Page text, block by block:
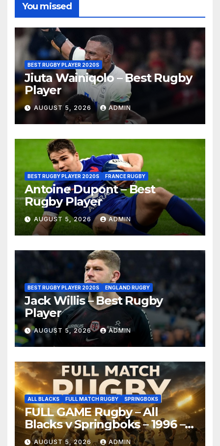
You missed
BEST RUGBY PLAYER 2020S
Jiuta Wainiqolo – Best Rugby
Player
AUGUST 5, 2026 ADMIN
BEST RUGBY PLAYER 2020S FRANCE RUGBY
Antoine Dupont – Best
Rugby Player
AUGUST 5, 2026 ADMIN
BEST RUGBY PLAYER 2020S ENGLAND RUGBY
Jack Willis – Best Rugby
Player
AUGUST 5, 2026 ADMIN
ALL BLACKS FULL MATCH RUGBY SPRINGBOKS
FULL GAME Rugby – All
Blacks v Springboks – 1996 –
Pretoria
AUGUST 5, 2026 ADMIN